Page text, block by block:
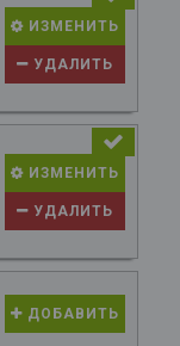
ИЗМЕНИТЬ
УДАЛИТЬ
ИЗМЕНИТЬ
УДАЛИТЬ
ДОБАВИТЬ